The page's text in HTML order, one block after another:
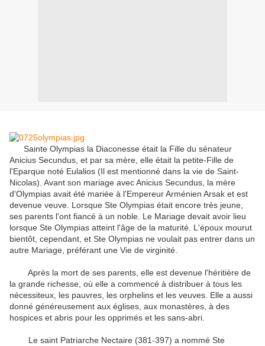
Sainte Olympias la Diaconesse était la Fille du sénateur
Anicius Secundus, et par sa mère, elle était la petite-Fille de
l'Eparque noté Eulalios (Il est mentionné dans la vie de Saint-
Nicolas). Avant son mariage avec Anicius Secundus, la mère
d'Olympias avait été mariée à l'Empereur Arménien Arsak et est
devenue veuve. Lorsque Ste Olympias était encore très jeune,
ses parents l'ont fiancé à un noble. Le Mariage devait avoir lieu
lorsque Ste Olympias atteint l'âge de la maturité. L'époux mourut
bientôt, cependant, et Ste Olympias ne voulait pas entrer dans un
autre Mariage, préférant une Vie de virginité.
Après la mort de ses parents, elle est devenue l'héritière de
la grande richesse, où elle a commencé à distribuer à tous les
nécessiteux, les pauvres, les orphelins et les veuves. Elle a aussi
donné généreusement aux églises, aux monastères, à des
hospices et abris pour les opprimés et les sans-abri.
Le saint Patriarche Nectaire (381-397) a nommé Ste